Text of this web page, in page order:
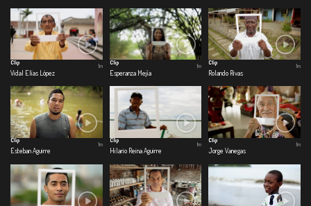
Clip
Vidal Elías López
1m
Clip
Esperanza Mejía
1m
Clip
Rolando Rivas
1m
Clip
Esteban Aguirre
1m
Clip
Hilario Reina Aguirre
1m
Clip
Jorge Vanegas
1m